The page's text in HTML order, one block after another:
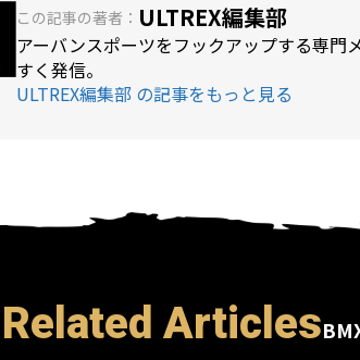
この記事の著者： ULTREX編集部
アーバンスポーツをフックアップする専門
すく発信。
ULTREX編集部 の記事をもっと見る
Articles